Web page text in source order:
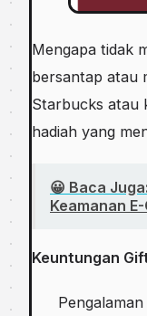
Mengapa tidak
bersantap atau
Starbucks atau
hadiah yang
😀 Baca Juga:
Keamanan
Keuntungan